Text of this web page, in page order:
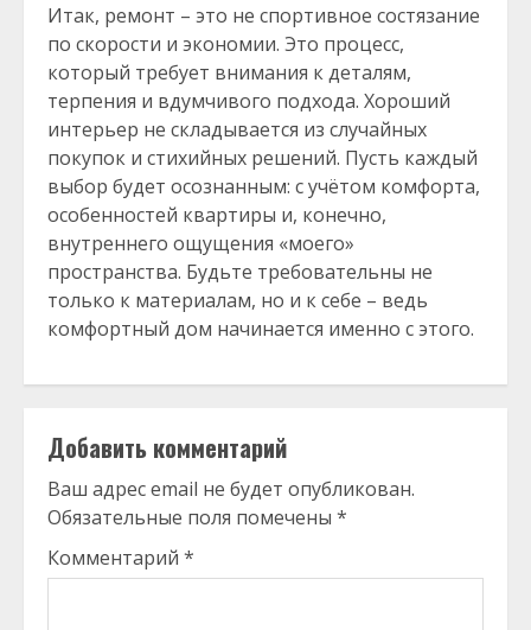
Итак, ремонт – это не спортивное состязание
по скорости и экономии. Это процесс,
который требует внимания к деталям,
терпения и вдумчивого подхода. Хороший
интерьер не складывается из случайных
покупок и стихийных решений. Пусть каждый
выбор будет осознанным: с учётом комфорта,
особенностей квартиры и, конечно,
внутреннего ощущения «моего»
пространства. Будьте требовательны не
только к материалам, но и к себе – ведь
комфортный дом начинается именно с этого.
Добавить комментарий
Ваш адрес email не будет опубликован.
Обязательные поля помечены *
Комментарий *